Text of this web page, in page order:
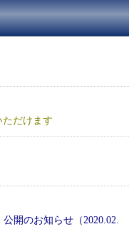
ただけます
開のお知らせ（2020.02.